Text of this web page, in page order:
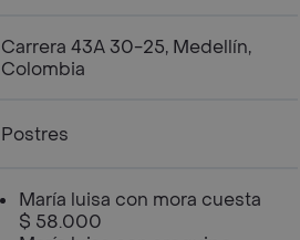
Carrera 43A 30-25, Medellín,
Colombia
Postres
María luisa con mora cuesta
$ 58.000